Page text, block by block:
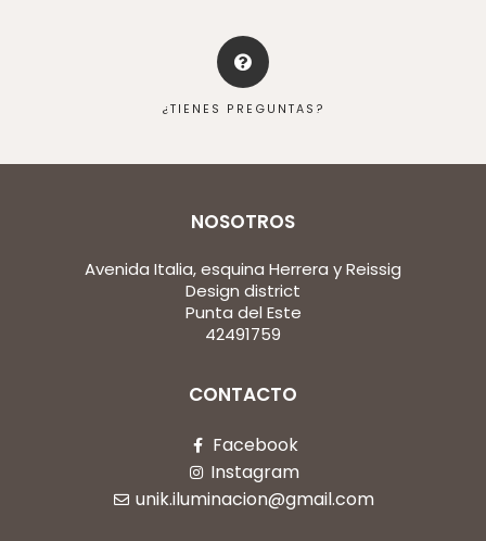
¿TIENES PREGUNTAS?
NOSOTROS
Avenida Italia, esquina Herrera y Reissig
Design district
Punta del Este
42491759
CONTACTO
Facebook
Instagram
unik.iluminacion@gmail.com